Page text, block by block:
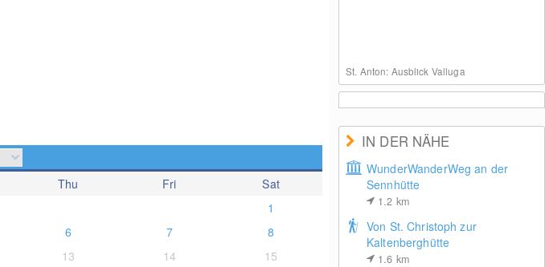
Thu Fri
Sat
1
6 7
8
13 14
15
St. Anton: Ausblick Valluga
Lech Zürs: Bergrestaurant Seekopf
IN DER NÄHE
WunderWanderWeg an der
Sennhütte
1.2 km
Von St. Christoph zur
Kaltenberghütte
1.6 km